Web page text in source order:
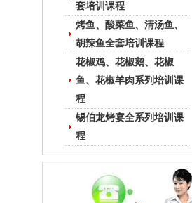
套培训课程
烤鱼、酸菜鱼、清汤鱼、
胡辣鱼全套培训课程
花椒鸡、花椒鹅、花椒
鱼、花椒羊肉系列培训课
程
锡伯龙烤宴全系列培训课
程